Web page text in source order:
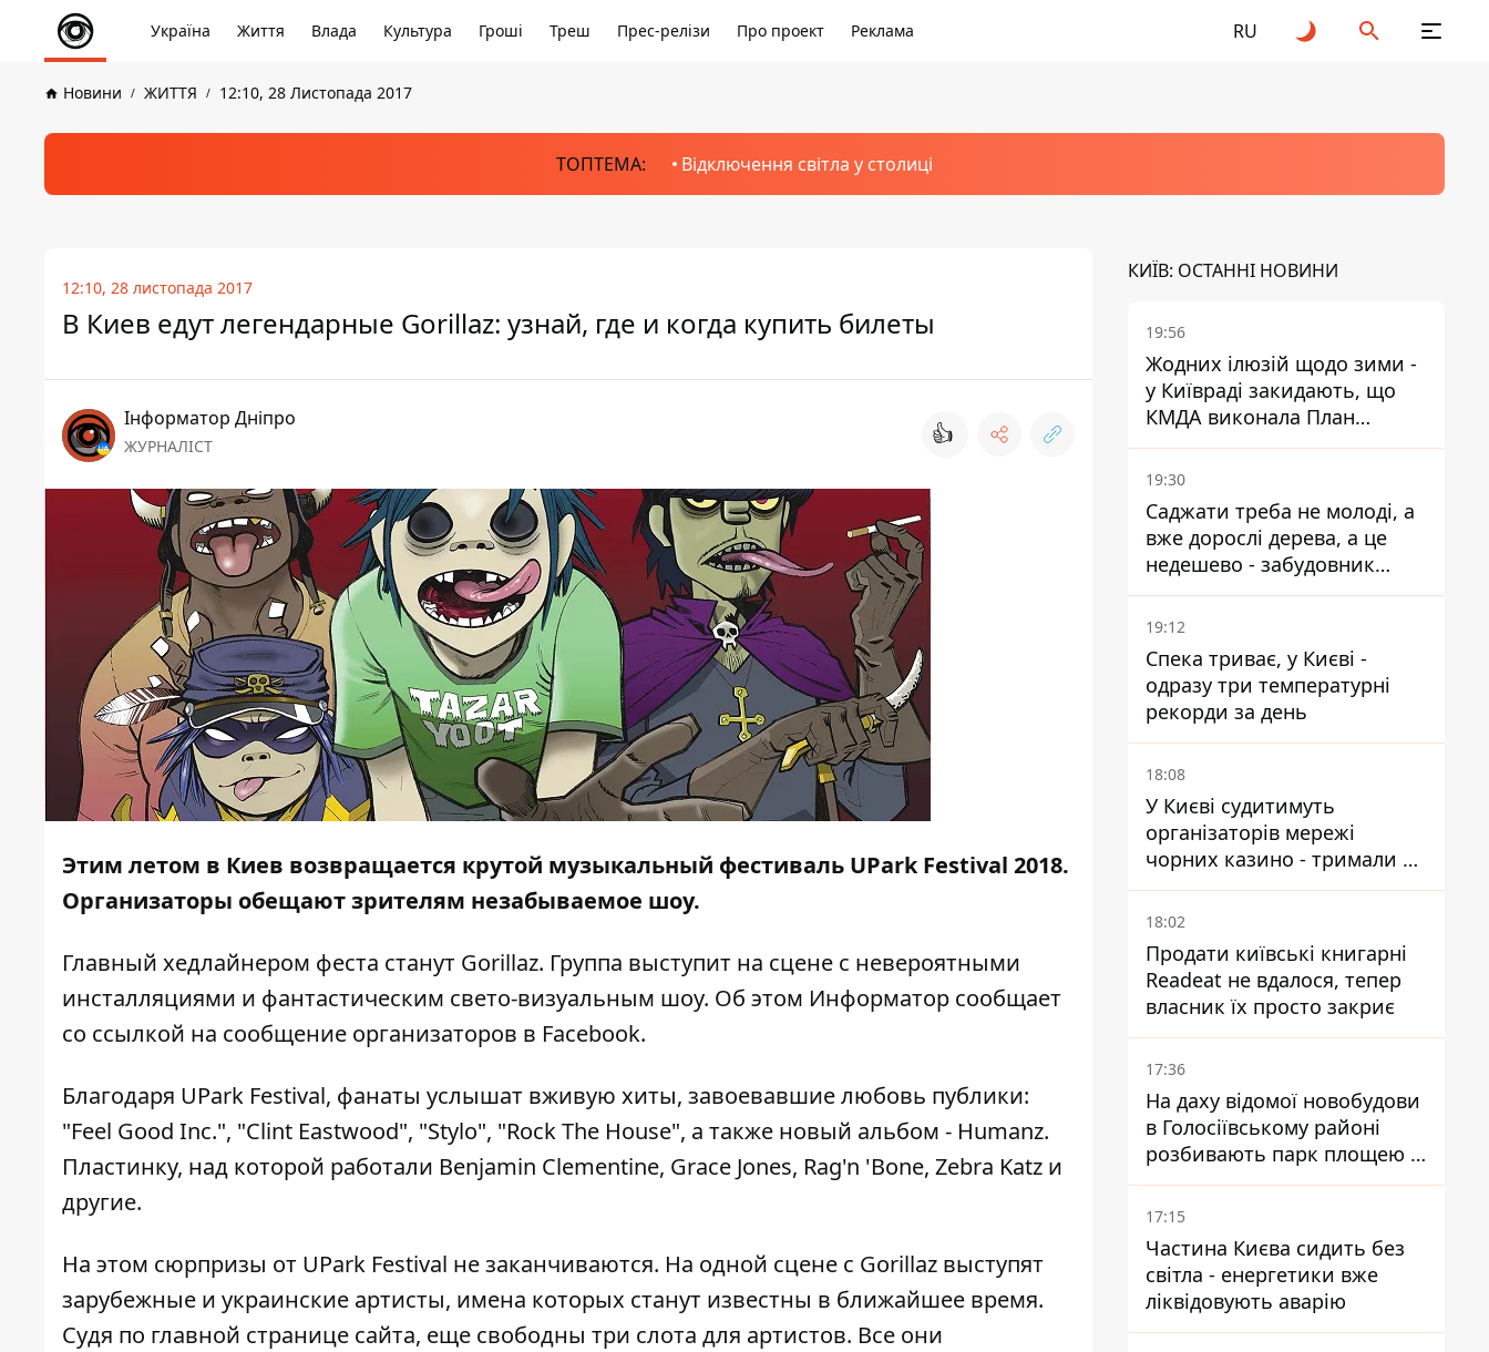
Україна Життя Влада Культура Гроші Треш Прес-релізи Про проект Реклама RU
Новини ЖИТТЯ 12:10, 28 Листопада 2017
ТОПТЕМА: Відключення світла у столиці
12:10, 28 листопада 2017
В Киев едут легендарные Gorillaz: узнай, где и когда купить билеты
Інформатор Дніпро
ЖУРНАЛІСТ 👍
Этим летом в Киев возвращается крутой музыкальный фестиваль UPark Festival 2018.
Организаторы обещают зрителям незабываемое шоу.
Главный хедлайнером феста станут Gorillaz. Группа выступит на сцене с невероятными
инсталляциями и фантастическим свето-визуальным шоу. Об этом Информатор сообщает
со ссылкой на сообщение организаторов в Facebook.
Благодаря UPark Festival, фанаты услышат вживую хиты, завоевавшие любовь публики:
"Feel Good Inc.", "Clint Eastwood", "Stylo", "Rock The House", а также новый альбом - Humanz.
Пластинку, над которой работали Benjamin Clementine, Grace Jones, Rag'n 'Bone, Zebra Katz и
другие.
На этом сюрпризы от UPark Festival не заканчиваются. На одной сцене с Gorillaz выступят
зарубежные и украинские артисты, имена которых станут известны в ближайшее время.
Судя по главной странице сайта, еще свободны три слота для артистов. Все они
КИЇВ: ОСТАННІ НОВИНИ
19:56
Жодних ілюзій щодо зими -
у Київраді закидають, що
КМДА виконала План
стійкості на 20%
19:30
Саджати треба не молоді, а
вже дорослі дерева, а це
недешево - забудовник
Ніконов
19:12
Спека триває, у Києві -
одразу три температурні
рекорди за день
18:08
У Києві судитимуть
організаторів мережі
чорних казино - тримали 39
закладів
18:02
Продати київські книгарні
Readeat не вдалося, тепер
власник їх просто закриє
17:36
На даху відомої новобудови
в Голосіївському районі
розбивають парк площею в
гектар
17:15
Частина Києва сидить без
світла - енергетики вже
ліквідовують аварію